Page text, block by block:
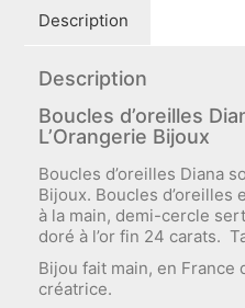
Description
Description
Boucles d’oreilles
L’Orangerie Bijoux
Boucles d’oreilles Diana
Bijoux. Boucles
à la main, demi-cercle
doré à l’or fin 24 carats.
Bijou fait main, en France
créatrice.